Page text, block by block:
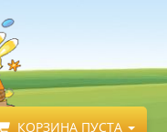
КОРЗИНА ПУСТА